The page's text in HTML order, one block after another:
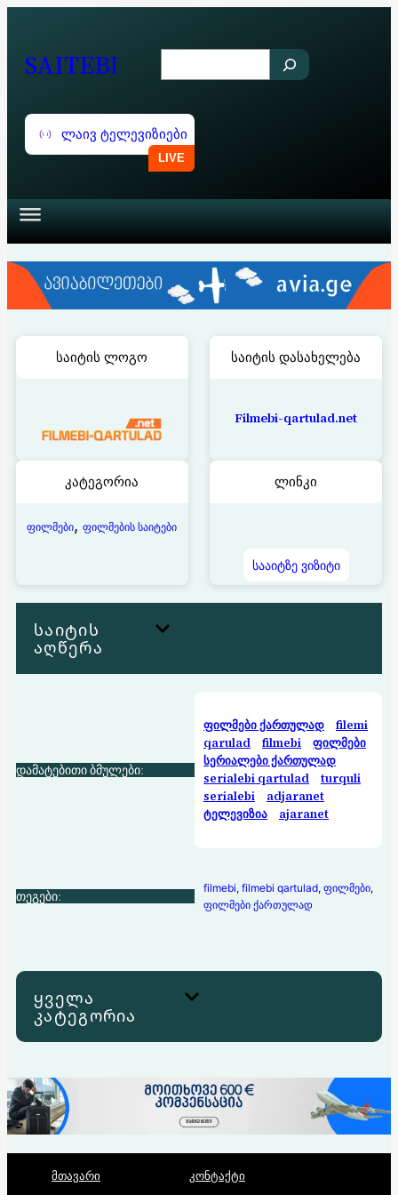
SAITEBI
e
a
r
c
ლაივ ტელევიზიები
საიტის ლოგო საიტის დასახელება
Filmebi-qartulad.net
კატეგორია
ფილმები, ფილმების საიტები
ლინკი
სააიტზე ვიზიტი
საიტის
აღწერა
დამატებითი ბმულები:
ფილმები ქართულად
filemi
qarulad
filmebi
ფილმები
სერიალები ქართულად
serialebi qartulad
turquli
serialebi
adjaranet
ტელევიზია
ajaranet
თეგები: filmebi, filmebi qartulad, ფილმები
ფილმები ქართულად
ყველა
კატეგორია
მთავარი კონტაქტი